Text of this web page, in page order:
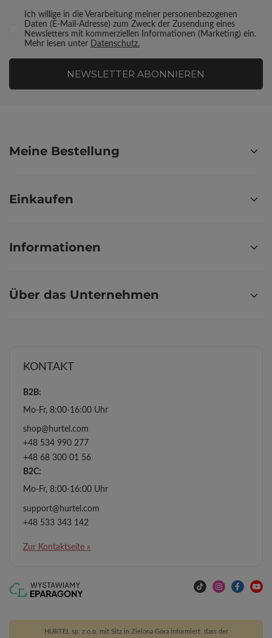
Ich willige in die Verarbeitung meiner personenbezogenen
Daten (E-Mail-Adresse) zum Zweck der Zusendung eines
Newsletters mit kommerziellen Informationen (Marketing) ein.
Mehr lesen unter Datenschutz.
NEWSLETTER ABONNIEREN
Meine Bestellung
Einkaufen
Informationen
Über das Unternehmen
KONTAKT
B2B:
Mo-Fr, 8:00-16:00 Uhr
shop@hurtel.com
+48 534 990 277
+48 68 300 01 56
B2C:
Mo-Fr, 8:00-16:00 Uhr
support@hurtel.com
+48 533 343 142
Zur Kontaktseite »
HURTEL sp. z o.o. mit Sitz in Zielona Góra informiert, dass der